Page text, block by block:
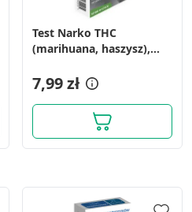
Test Narko THC
(marihuana, haszysz),
narkotyków w moczu, 1
szt.
7,99 zł